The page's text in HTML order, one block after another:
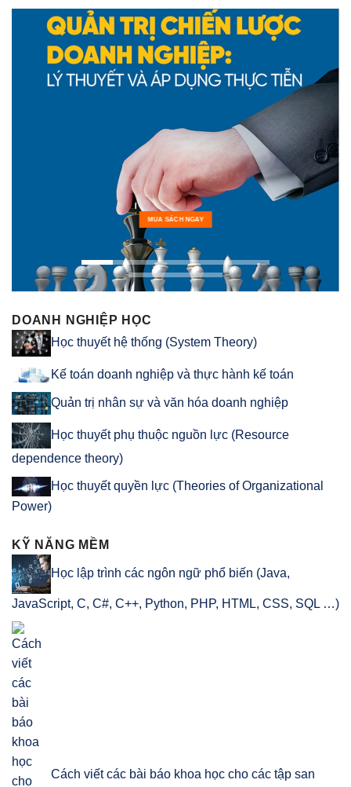
MUA SÁCH NGAY
DOANH NGHIỆP HỌC
Học thuyết hệ thống (System Theory)
Kế toán doanh nghiệp và thực hành kế toán
Quản trị nhân sự và văn hóa doanh nghiệp
Học thuyết phụ thuộc nguồn lực (Resource
dependence theory)
Học thuyết quyền lực (Theories of Organizational
Power)
KỸ NĂNG MỀM
Học lập trình các ngôn ngữ phổ biến (Java,
JavaScript, C, C#, C++, Python, PHP, HTML, CSS, SQL …)
Cách viết các bài báo khoa học cho các tập san